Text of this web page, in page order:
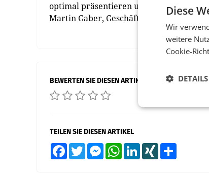
optimal präsentieren und sind gespannt,
Martin Gaber, Geschäftsführer von
BEWERTEN SIE DIESEN ARTIKEL
TEILEN SIE DIESEN ARTIKEL
FacebookTwitter MessengerWhatsAppLinkedInXING
Diese
Wir
weitere
Cookie-